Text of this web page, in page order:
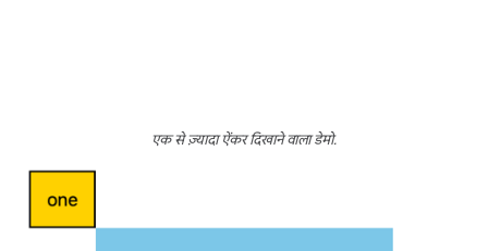
एक से ज़्यादा ऐंकर दिखाने वाला डेमो.